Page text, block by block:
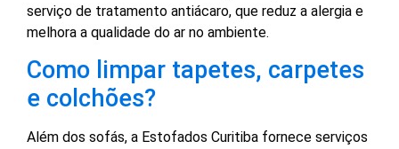
serviço de tratamento antiácaro, que reduz a alergia e
melhora a qualidade do ar no ambiente.
Como limpar tapetes, carpetes
e colchões?
Além dos sofás, a Estofados Curitiba fornece serviços